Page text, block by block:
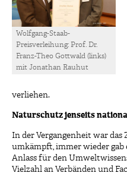
Wolfgang-Staab-
Preisverleihung: Prof. Dr.
Franz-Theo Gottwald (links)
mit Jonathan Rauhut
verliehen.
Naturschutz jenseits
In der Vergangenheit war
umkämpft, immer wieder gab
Anlass für den
Vielzahl an Verbänden und